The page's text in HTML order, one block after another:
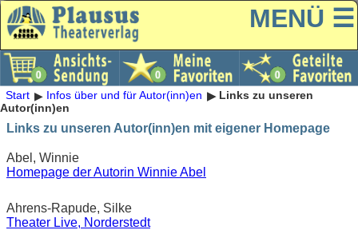
MENÜ ☰
Start Infos über und für Autor(inn)en
Links zu unseren
Autor(inn)en
Links zu unseren Autor(inn)en mit eigener Homepage
Abel, Winnie
Homepage der Autorin Winnie Abel
Ahrens-Rapude, Silke
Theater Live, Norderstedt